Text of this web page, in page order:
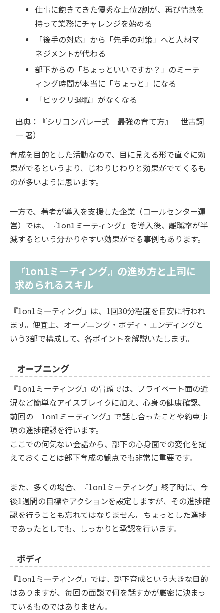
仕事に飽きてきた優秀な上位2割が、再び情熱を
持って業務にチャレンジを始める
「後手の対応」から「先手の対策」へと人材マ
ネジメントが代わる
部下からの「ちょっといいですか？」のミーテ
ィング時間が本当に「ちょっと」になる
「ビックリ退職」がなくなる
出典：『シリコンバレー式 最強の育て方』 世古詞
一 著）
育成を目的とした活動なので、目に見える形で直ぐに効
果がでるというより、じわりじわりと効果がでてくるも
のが多いように思います。
一方で、著者が導入を支援した企業（コールセンター運
営）では、『1on1ミーティング』を導入後、離職率が半
減するという分かりやすい効果がでる事例もあります。
『1on1ミーティング』の進め方と上司に
求められるスキル
『1on1ミーティング』は、1回30分程度を目安に行われ
ます。便宜上、オープニング・ボディ・エンディングと
いう3部で構成して、各ポイントを解説いたします。
オープニング
『1on1ミーティング』の冒頭では、プライベート面の近
況など簡単なアイスブレイクに加え、心身の健康確認、
前回の『1on1ミーティング』で話し合ったことや約束事
項の進捗確認を行います。
ここでの何気ない会話から、部下の心身面での変化を捉
えておくことは部下育成の観点でも非常に重要です。
また、多くの場合、『1on1ミーティング』終了時に、今
後1週間の目標やアクションを設定しますが、その進捗確
認を行うことも忘れてはなりません。ちょっとした進捗
であったとしても、しっかりと承認を行います。
ボディ
『1on1ミーティング』では、部下育成という大きな目的
はありますが、毎回の面談で何を話すかが厳密に決まっ
ているものではありません。